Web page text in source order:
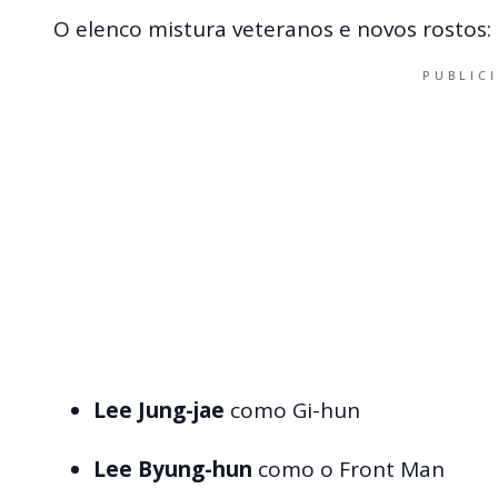
O elenco mistura veteranos e novos rostos:
Lee Jung-jae como Gi-hun
Lee Byung-hun como o Front Man